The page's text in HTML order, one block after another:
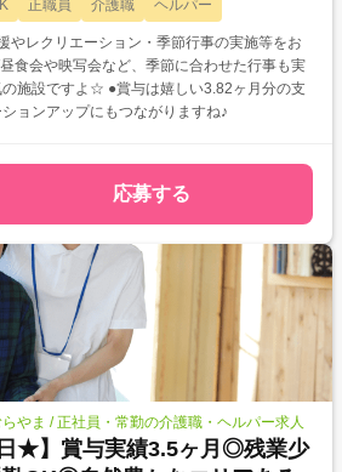
正職員 介護職 ヘルパー
やレクリエーション・季節行事の実施等をお
食会や映写会など、季節に合わせた行事も実
施設ですよ☆ ●賞与は嬉しい3.82ヶ月分の支
ョンアップにもつながりますね♪
応募する
やま / 正社員・常勤の介護職・ヘルパー求人
★】賞与実績3.5ヶ月◎残業少